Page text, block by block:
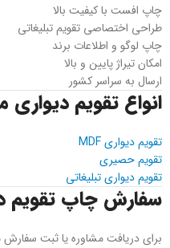
چاپ افست با کیفیت بالا
طراحی اختصاصی تقویم تبلیغاتی
چاپ لوگو و اطلاعات برند
امکان تیراژ پایین و بالا
ارسال به سراسر کشور
انواع تقویم دیواری
تقویم دیواری MDF
تقویم حصیری
تقویم دیواری تبلیغاتی
سفارش چاپ تقویم
برای دریافت مشاوره یا ثبت سفارش